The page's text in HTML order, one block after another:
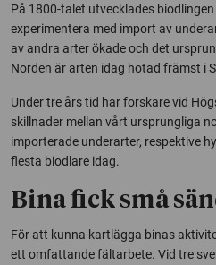
På 1800-talet utvecklades
experimentera med import av
av andra arter ökade och det
Norden är arten idag hotad främst i
Under tre års tid har forskare vid
skillnader mellan vårt ursprungliga
importerade underarter, respektive
flesta biodlare idag.
Bina fick små
För att kunna kartlägga binas
ett omfattande fältarbete. Vid tre